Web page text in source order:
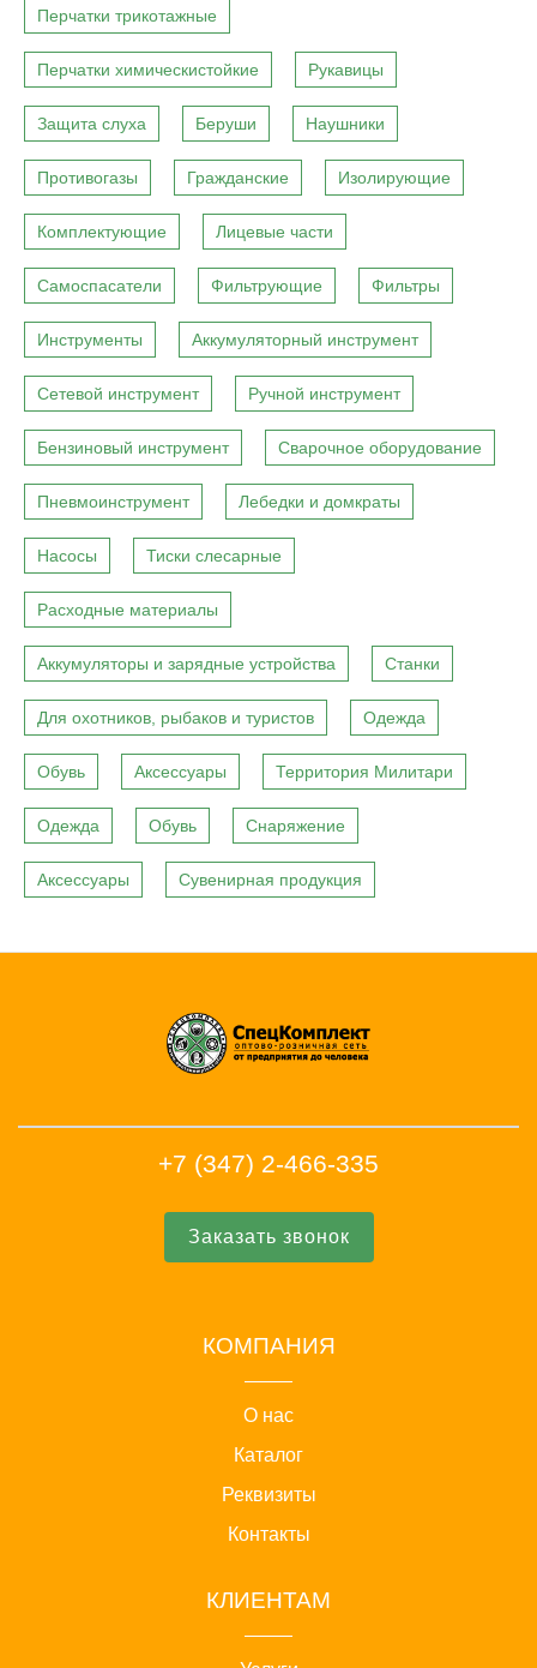
Перчатки трикотажные
Перчатки химическистойкие Рукавицы
Защита слуха Беруши Наушники
Противогазы Гражданские Изолирующие
Комплектующие Лицевые части
Самоспасатели Фильтрующие Фильтры
Инструменты Аккумуляторный инструмент
Сетевой инструмент Ручной инструмент
Бензиновый инструмент Сварочное оборудование
Пневмоинструмент Лебедки и домкраты
Насосы Тиски слесарные
Расходные материалы
Аккумуляторы и зарядные устройства Станки
Для охотников, рыбаков и туристов Одежда
Обувь Аксессуары Территория Милитари
Одежда Обувь Снаряжение
Аксессуары Сувенирная продукция
+7 (347) 2-466-335
Заказать звонок
КОМПАНИЯ
О нас
Каталог
Реквизиты
Контакты
КЛИЕНТАМ